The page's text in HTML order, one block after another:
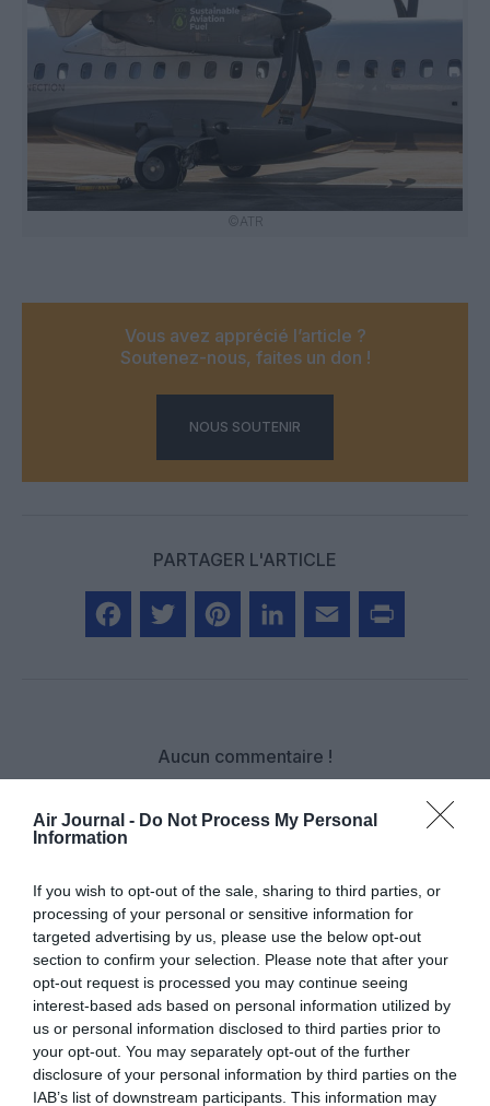
Air Journal - Do Not Process My Personal
Information
If you wish to opt-out of the sale, sharing to third parties, or
processing of your personal or sensitive information for
targeted advertising by us, please use the below opt-out
section to confirm your selection. Please note that after your
opt-out request is processed you may continue seeing
interest-based ads based on personal information utilized by
us or personal information disclosed to third parties prior to
your opt-out. You may separately opt-out of the further
disclosure of your personal information by third parties on the
IAB’s list of downstream participants. This information may
©ATR
Vous avez apprécié l’article ?
Soutenez-nous, faites un don !
NOUS SOUTENIR
PARTAGER L'ARTICLE
Aucun commentaire !
LAISSER UN COMMENTAIRE
FAIRE UN DON
Appel aux lecteurs !
Soutenez Air Journal participezà son
développement !